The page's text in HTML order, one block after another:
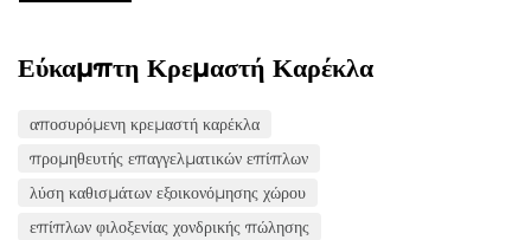
Εύκαμπτη Κρεμαστή Καρέκλα
αποσυρόμενη κρεμαστή καρέκλα
προμηθευτής επαγγελματικών επίπλων
λύση καθισμάτων εξοικονόμησης χώρου
επίπλων φιλοξενίας χονδρικής πώλησης